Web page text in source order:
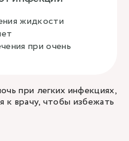
жидкости
при очень
при легких инфекциях,
к врачу, чтобы избежать